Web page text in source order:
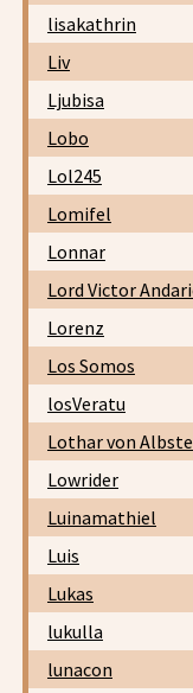
lisakathrin
Liv
Ljubisa
Lobo
Lol245
Lomifel
Lonnar
Lord Victor
Lorenz
Los Somos
losVeratu
Lothar von
Lowrider
Luinamathiel
Luis
Lukas
lukulla
lunacon